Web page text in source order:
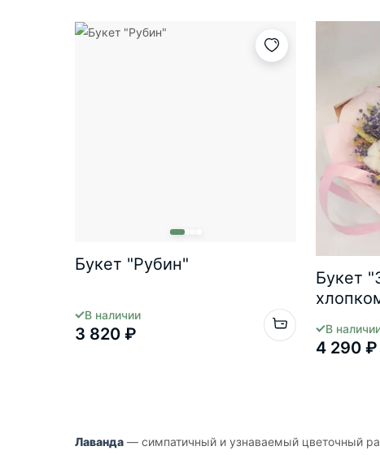
Букет "Рубин"
В наличии
3 820 ₽
Букет
В
4 290 ₽
Лаванда — симпатичный и узнаваемый цветочный